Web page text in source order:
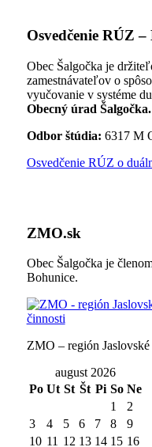
Osvedčenie RÚZ
Obec Šalgočka je
zamestnávateľov o
vyučovanie v systéme
Obecný úrad Šalgočka.
Odbor štúdia: 6317 M
Osvedčenie RÚZ o
ZMO.sk
Obec Šalgočka je
Bohunice.
ZMO – región
august 2026
Po Ut St Št Pi So Ne
1
2
3
4 5 6 7 8
9
10 11 12 13 14 15 16